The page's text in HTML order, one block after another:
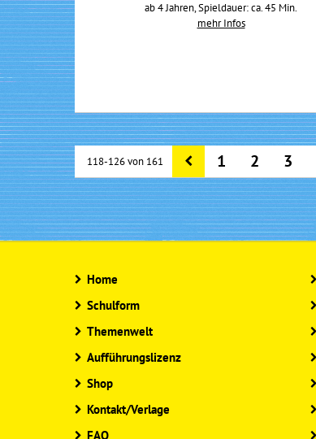
ab 4 Jahren, Spieldauer: ca. 45 Min.
mehr Infos
118-126 von 161 1 2 3
Home
Schulform
Themenwelt
Aufführungslizenz
Shop
Kontakt/Verlage
FAQ